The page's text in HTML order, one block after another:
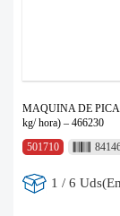
MAQUINA DE
kg/ hora) – 466230
501710
1 / 6